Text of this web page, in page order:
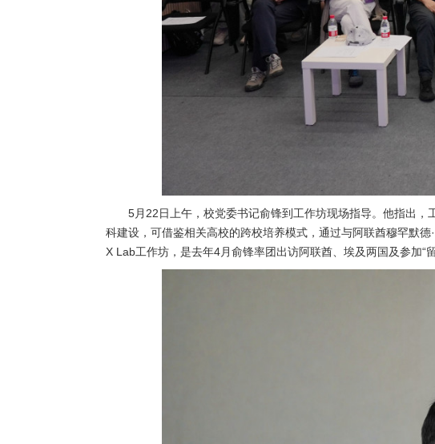
5月22日上午，校党委书记俞锋到工作坊现场指导。他指出
科建设，可借鉴相关高校的跨校培养模式，通过与阿联酋穆罕默
X Lab工作坊，是去年4月俞锋率团出访阿联酋、埃及两国及参加“